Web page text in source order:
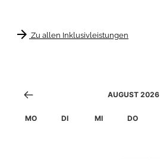
arrow_forward Zu allen Inklusivleistungen
AUGUST 2026
MO DI MI DO